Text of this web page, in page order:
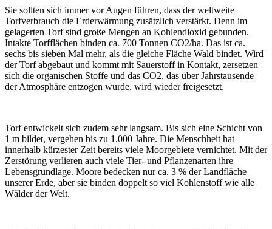
Sie sollten sich immer vor Augen führen, dass der weltweite
Torfverbrauch die Erderwärmung zusätzlich verstärkt. Denn im
gelagerten Torf sind große Mengen an Kohlendioxid gebunden.
Intakte Torfflächen binden ca. 700 Tonnen CO2/ha. Das ist ca.
sechs bis sieben Mal mehr, als die gleiche Fläche Wald bindet. Wird
der Torf abgebaut und kommt mit Sauerstoff in Kontakt, zersetzen
sich die organischen Stoffe und das CO2, das über Jahrstausende
der Atmosphäre entzogen wurde, wird wieder freigesetzt.
Torf entwickelt sich zudem sehr langsam. Bis sich eine Schicht von
1 m bildet, vergehen bis zu 1.000 Jahre. Die Menschheit hat
innerhalb kürzester Zeit bereits viele Moorgebiete vernichtet. Mit der
Zerstörung verlieren auch viele Tier- und Pflanzenarten ihre
Lebensgrundlage. Moore bedecken nur ca. 3 % der Landfläche
unserer Erde, aber sie binden doppelt so viel Kohlenstoff wie alle
Wälder der Welt.